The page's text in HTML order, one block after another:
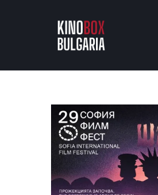
KINOBOX
АНАЛИЗИ
БАХТИ НАГРАДИТЕ
ИНТЕРВЮТА
ЗА НАС